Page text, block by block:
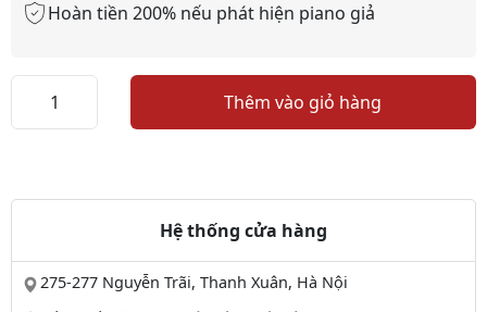
Hoàn tiền 200% nếu phát hiện piano giả
Piano
Thêm vào giỏ hàng
Hệ thống cửa hàng
275-277 Nguyễn Trãi, Thanh Xuân, Hà Nội